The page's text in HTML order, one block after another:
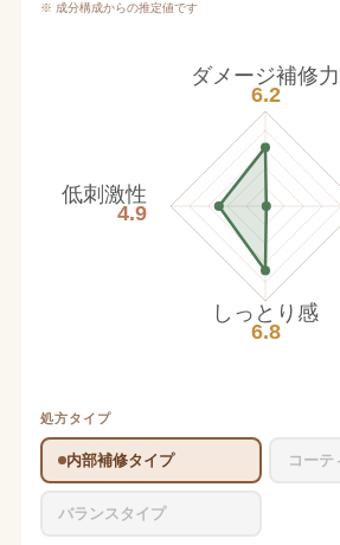
※ 成分構成からの推定値です
ダメージ補修力
6.2
しっとり感
6.8
低刺激性
4.9
処方タイプ
内部補修タイプ コーテ
バランスタイプ